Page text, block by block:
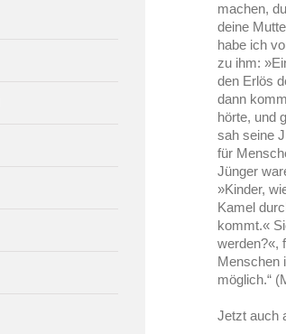
machen,
deine
habe ich
zu ihm:
den Erlös
dann
hörte, und
sah seine
für
Jünger
»Kinder,
Kamel
kommt.«
werden?«,
Menschen
möglich.“
Jetzt auch